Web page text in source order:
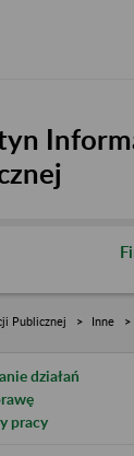
Publicznej Inne
działań
pracy